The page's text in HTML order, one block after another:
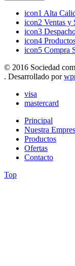
icon1 Alta
icon2 Ventas y
icon3
icon4
icon5 Compra
© 2016 Sociedad
. Desarrollado por
visa
mastercard
Principal
Nuestra
Productos
Ofertas
Contacto
Top